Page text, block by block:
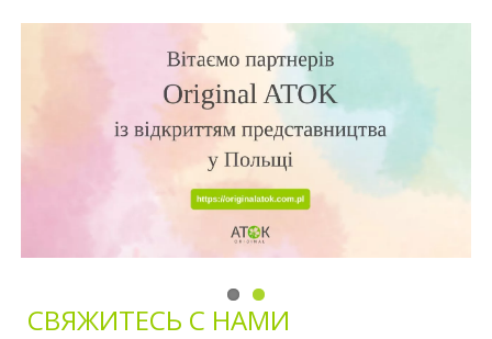
СВЯЖИТЕСЬ С НАМИ